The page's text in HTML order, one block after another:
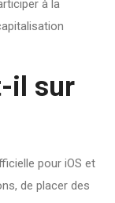
à la
il sur
pour iOS et
de placer des